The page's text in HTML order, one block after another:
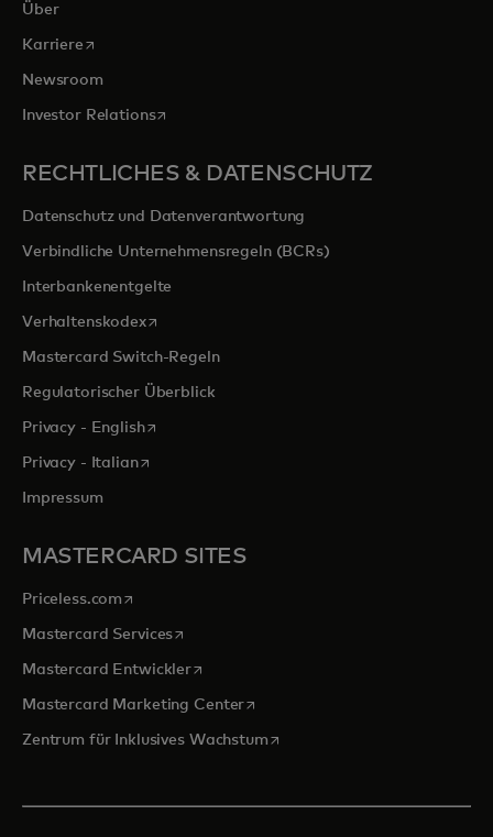
Über
Karrierewird in einer neuen Registerkarte geöffnet
Newsroom
Investor Relationswird in einer neuen Registerkarte geöffnet
RECHTLICHES & DATENSCHUTZ
Datenschutz und Datenverantwortung
Verbindliche Unternehmensregeln (BCRs)
Interbankenentgelte
Verhaltenskodexwird in einer neuen Registerkarte geöffnet
Mastercard Switch-Regeln
Regulatorischer Überblick
Privacy - Englishwird in einer neuen Registerkarte geöffnet
Privacy - Italianwird in einer neuen Registerkarte geöffnet
Impressum
MASTERCARD SITES
Priceless.com wird in einer neuen Registerkarte geöffnet
Mastercard Serviceswird in einer neuen Registerkarte geöffnet
Mastercard Entwicklerwird in einer neuen Registerkarte
Mastercard Marketing Centerwird in einer neuen
Zentrum für Inklusives Wachstumwird in einer neuen